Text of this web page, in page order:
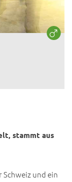
stammt aus
Schweiz und ein